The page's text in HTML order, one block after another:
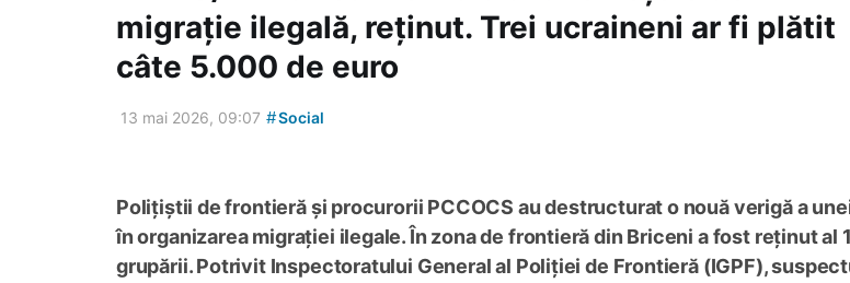
migrație ilegală, reținut. Trei ucraineni ar fi plătit
câte 5.000 de euro
13 mai 2026, 09:07 #Social
Polițiștii de frontieră și procurorii PCCOCS au destructurat o nouă verigă a
în organizarea migrației ilegale. În zona de frontieră din Briceni a fost reținut al
grupării. Potrivit Inspectoratului General al Poliției de Frontieră (IGPF),